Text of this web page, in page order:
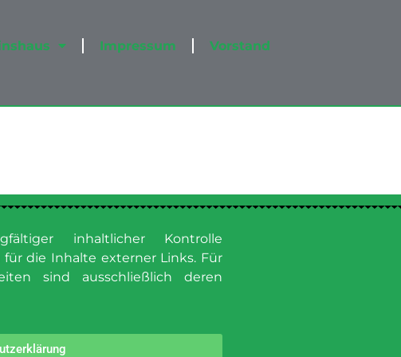
Impressum Vorstand
inhaltlicher Kontrolle
die Inhalte externer Links. Für
sind ausschließlich deren